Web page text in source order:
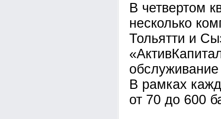
В четвертом
несколько
Тольятти и
обслуживание
В рамках
от 70 до 600